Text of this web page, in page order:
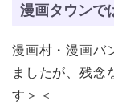
漫画タウンで
漫画村・漫画バ
ましたが、残念
す＞＜